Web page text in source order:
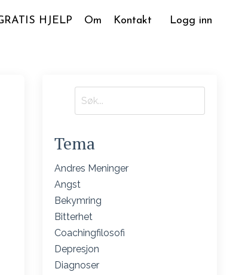
HJELP Om Kontakt Logg inn
Tema
Andres Meninger
Angst
Bekymring
Bitterhet
Coachingfilosofi
Depresjon
Diagnoser